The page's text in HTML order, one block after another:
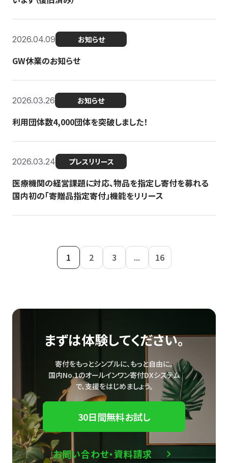
2026.04.09 お知らせ
GW休業のお知らせ
2026.03.26 お知らせ
利用団体数4,000団体を突破しました！
2026.03.24 プレスリリース
医療機関の経営課題に対応、物品を指定し寄付を募れる
国内初の「寄贈品指定寄付」機能をリリース
1 2 3 ... 16
まずは体験してください。
寄付をもっとシンプルに、もっと自由に。
国内No.1のオールインワン寄付DXシステム
で、支援をはじめましょう。
30日間無料お試し
お問い合わせ・資料請求